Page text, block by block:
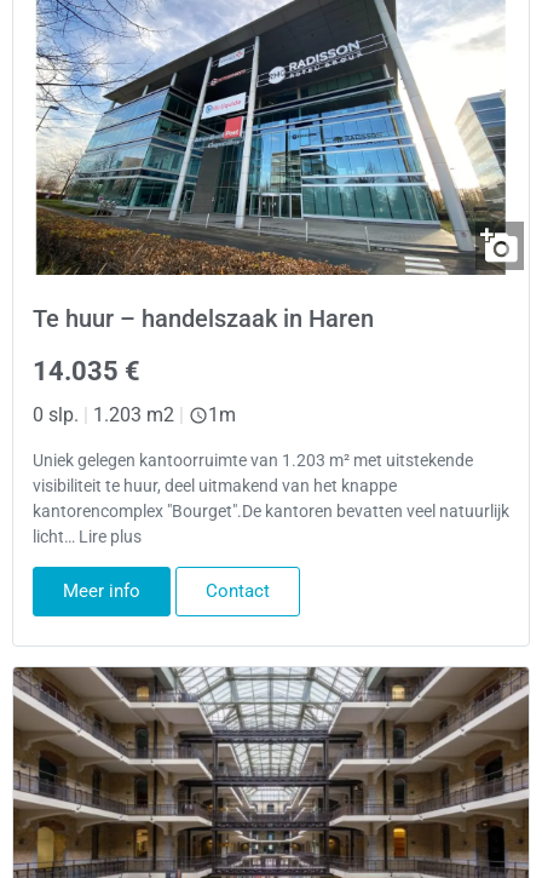
Te huur – handelszaak in Haren
14.035 €
0 slp. 1.203 m2 1m
Uniek gelegen kantoorruimte van 1.203 m² met uitstekende
visibiliteit te huur, deel uitmakend van het knappe
kantorencomplex "Bourget".De kantoren bevatten veel natuurlijk
licht… Lire plus
Meer info Contact